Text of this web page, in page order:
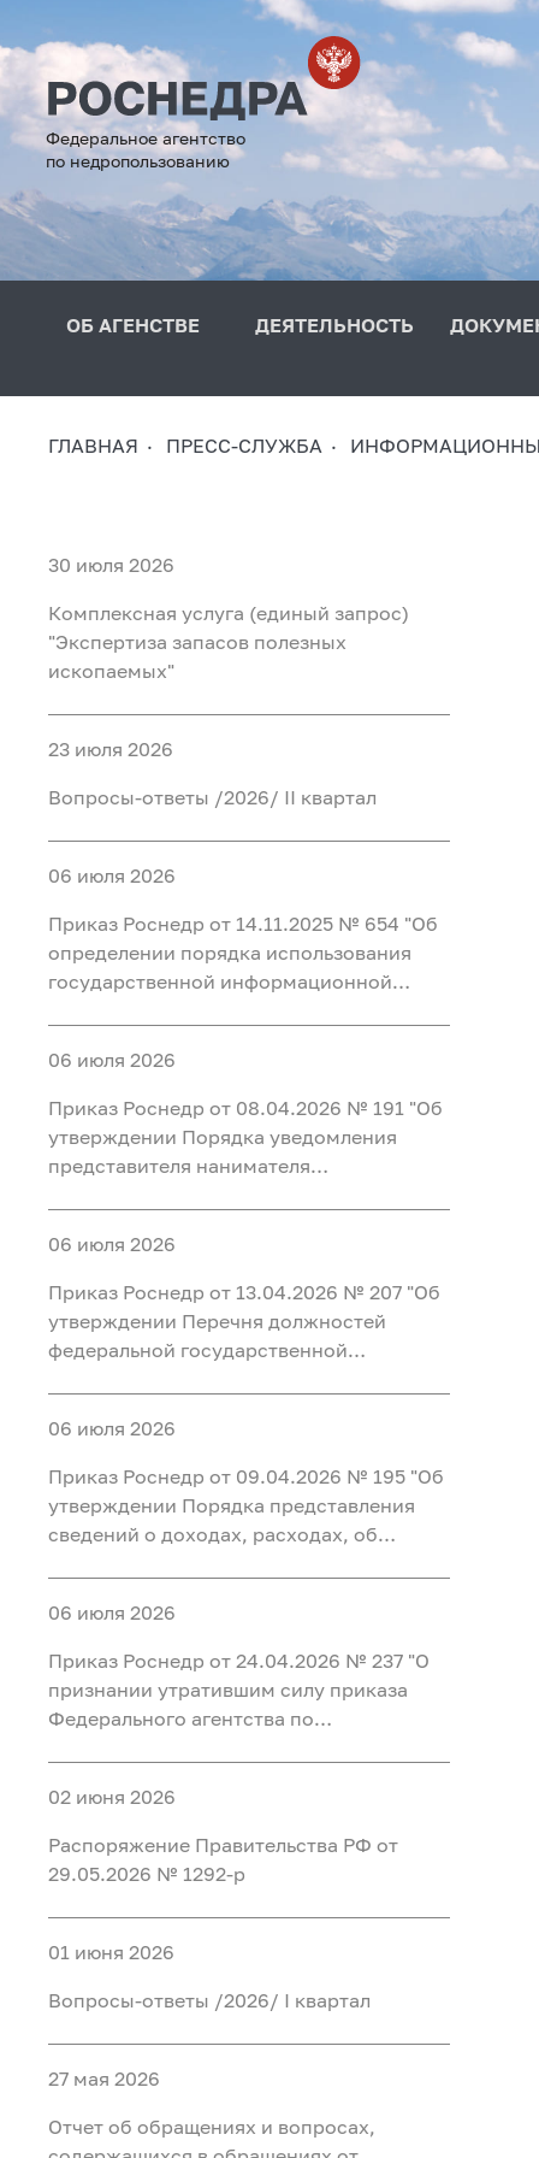
Федеральное агентство
по недропользованию
ОБ АГЕНСТВЕ ДЕЯТЕЛЬНОСТЬ
ГЛАВНАЯ ПРЕСС-СЛУЖБА
30 июля 2026
Комплексная услуга (единый запрос)
"Экспертиза запасов полезных
ископаемых"
23 июля 2026
Вопросы-ответы /2026/ II квартал
06 июля 2026
Приказ Роснедр от 14.11.2025 № 654 "Об
определении порядка использования
государственной информационной
должностных лиц, уполномоченных на
работу с ней в Федеральном агентстве
по недропользованию"
06 июля 2026
Приказ Роснедр от 08.04.2026 № 191 "Об
утверждении Порядка уведомления
представителя нанимателя
служащими центрального аппарата
Федерального агентства по
недропользованию, федеральными
государственными гражданскими
служащими территориальных органов
Федерального агентства по
недропользованию и работниками
задач, поставленных перед
Федеральным агентством по
недропользованию, о фактах обращения
регистрации таких уведомлений и
организации проверки содержащихся в
них сведений"
06 июля 2026
Приказ Роснедр от 13.04.2026 № 207 "Об
утверждении Перечня должностей
федеральной государственной
замещение которых влечет за собой
запрет открывать и иметь счета (вклады),
хранить наличные денежные средства и
ценности в иностранных банках,
расположенных за пределами
территории Российской Федерации,
владеть и (или) пользоваться
инструментами"
06 июля 2026
Приказ Роснедр от 09.04.2026 № 195 "Об
утверждении Порядка представления
сведений о доходах, расходах, об
Федеральном агентстве по
недропользованию и его
территориальных органах"
06 июля 2026
Приказ Роснедр от 24.04.2026 № 237 "О
признании утратившим силу приказа
Федерального агентства по
должностей, при замещении которых
сведения о доходах, расходах, об
имуществе и обязательствах
имущественного характера граждан,
замещающих на основании трудового
договора должности в организациях,
поставленных перед Федеральным
имуществе и обязательствах
имущественного характера их супруг
(супругов) и несовершеннолетних детей
02 июня 2026
Распоряжение Правительства РФ от
29.05.2026 № 1292-р
01 июня 2026
Вопросы-ответы /2026/ I квартал
27 мая 2026
Отчет об обращениях и вопросах,